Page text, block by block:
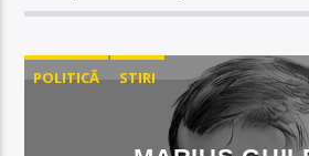
POLITICĂ STIRI